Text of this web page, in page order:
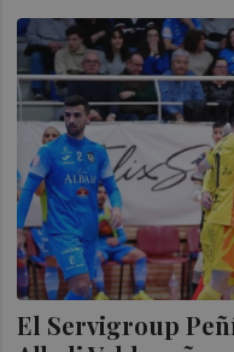
El Servigroup